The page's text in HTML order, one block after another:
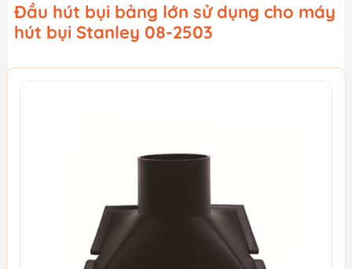
Đầu hút bụi bảng lớn sử dụng cho máy
hút bụi Stanley 08-2503